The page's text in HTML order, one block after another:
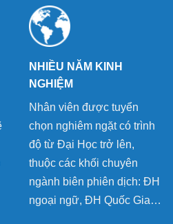
NHIỀU NĂM KINH
NGHIỆM
Nhân viên được tuyển
chọn nghiêm ngặt có trình
độ từ Đại Học trở lên,
thuộc các khối chuyên
ngành biên phiên dịch: ĐH
ngoại ngữ, ĐH Quốc Gia…